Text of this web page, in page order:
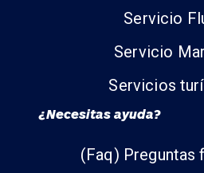
Servicio
Servicio
Servicios
¿Necesitas ayuda?
(Faq) Preguntas